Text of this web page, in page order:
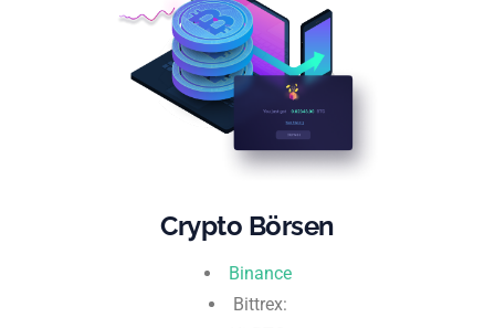
Crypto Börsen
Binance
Bittrex: